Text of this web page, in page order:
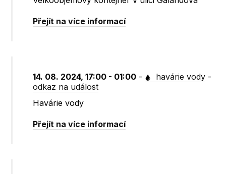
Přejít na více informací
14. 08. 2024, 17:00 - 01:00 - havárie vody -
odkaz na událost
Havárie vody
Přejít na více informací